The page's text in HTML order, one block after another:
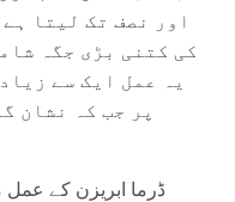
اور نصف تک لیتا
کی کتنی بڑی جگہ
یہ عمل ایک سے
پر جب کہ نشان
ڈرما ابریزن کے